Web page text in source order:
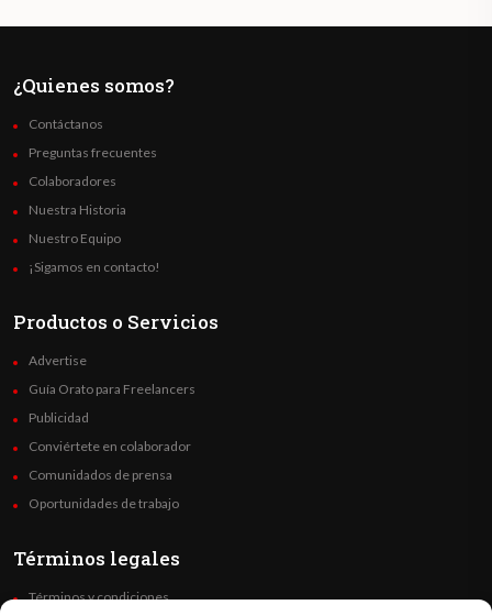
¿Quienes somos?
Contáctanos
Preguntas frecuentes
Colaboradores
Nuestra Historia
Nuestro Equipo
¡Sigamos en contacto!
Productos o Servicios
Advertise
Guía Orato para Freelancers
Publicidad
Conviértete en colaborador
Comunidados de prensa
Oportunidades de trabajo
Términos legales
Términos y condiciones